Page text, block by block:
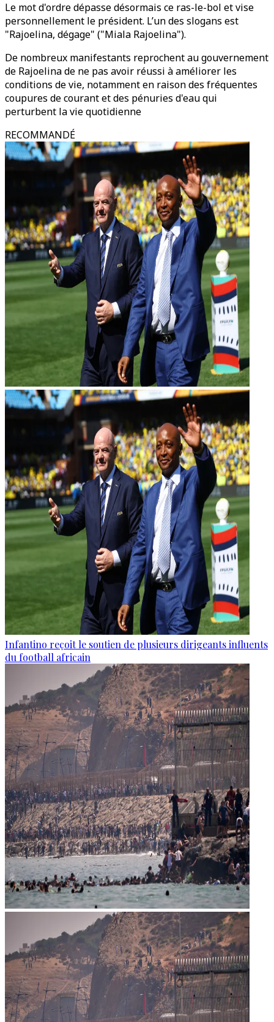
Le mot d'ordre dépasse désormais ce ras-le-bol et vise
personnellement le président. L’un des slogans est
"Rajoelina, dégage" ("Miala Rajoelina").
De nombreux manifestants reprochent au gouvernement
de Rajoelina de ne pas avoir réussi à améliorer les
conditions de vie, notamment en raison des fréquentes
coupures de courant et des pénuries d'eau qui
perturbent la vie quotidienne
RECOMMANDÉ
Infantino reçoit le soutien de plusieurs dirigeants influents
du football africain